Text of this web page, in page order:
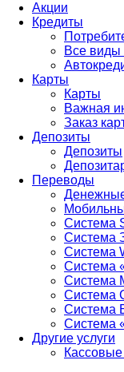
Акции
Кредиты
Все виды
Карты
Карты
Важная
Заказ
Депозиты
Депозиты
Переводы
Система
Система
Система
Система
Система
Система
Система
Система
Другие услуги